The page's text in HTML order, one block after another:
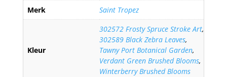
Merk Saint Tropez
Kleur
302572 Frosty Spruce Stroke Art,
302589 Black Zebra Leaves,
Tawny Port Botanical Garden,
Verdant Green Brushed Blooms,
Winterberry Brushed Blooms